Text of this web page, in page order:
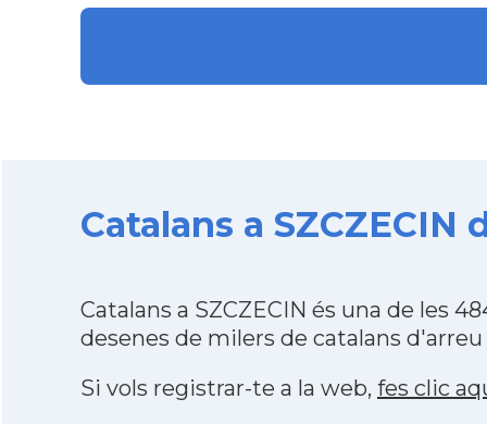
Catalans a SZCZECIN
Catalans a SZCZECIN és una de les
desenes de milers de catalans
Si vols registrar-te a la web, fes clic